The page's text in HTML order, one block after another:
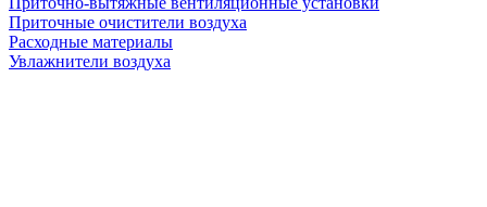
Приточные очистители воздуха
Расходные материалы
Увлажнители воздуха